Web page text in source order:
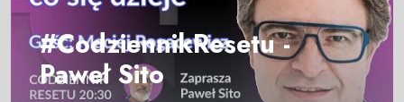
#CodziennikResetu -
Paweł Sito